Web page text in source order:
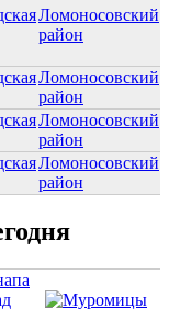
Ломоносовский
район
Ломоносовский
район
Ломоносовский
район
Ломоносовский
район